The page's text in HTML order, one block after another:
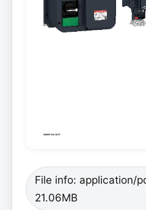
File info: application/
21.06MB